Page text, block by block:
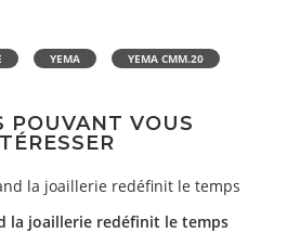
YEMA YEMA CMM.20
POUVANT VOUS
la joaillerie redéfinit le temps